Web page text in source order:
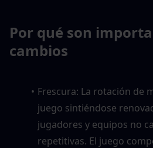
Por qué son
cambios
Frescura: La rotación de
juego sintiéndose
jugadores y equipos no
repetitivas. El juego